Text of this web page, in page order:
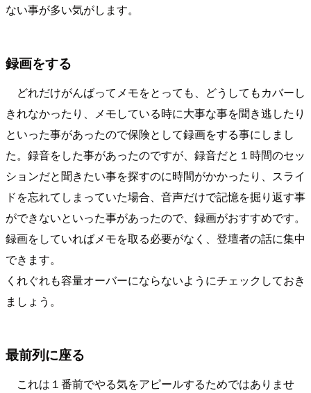
ない事が多い気がします。
録画をする
どれだけがんばってメモをとっても、どうしてもカバーし
きれなかったり、メモしている時に大事な事を聞き逃したり
といった事があったので保険として録画をする事にしまし
た。録音をした事があったのですが、録音だと１時間のセッ
ションだと聞きたい事を探すのに時間がかかったり、スライ
ドを忘れてしまっていた場合、音声だけで記憶を掘り返す事
ができないといった事があったので、録画がおすすめです。
録画をしていればメモを取る必要がなく、登壇者の話に集中
できます。
くれぐれも容量オーバーにならないようにチェックしておき
ましょう。
最前列に座る
これは１番前でやる気をアピールするためではありませ